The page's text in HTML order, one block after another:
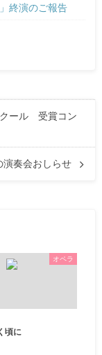
終演のご報告
クール 受賞コン
演奏会おしらせ
オペラ
頃に